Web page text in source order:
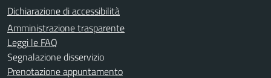
Dichiarazione di accessibilità
Amministrazione trasparente
Leggi le FAQ
Segnalazione disservizio
Prenotazione appuntamento